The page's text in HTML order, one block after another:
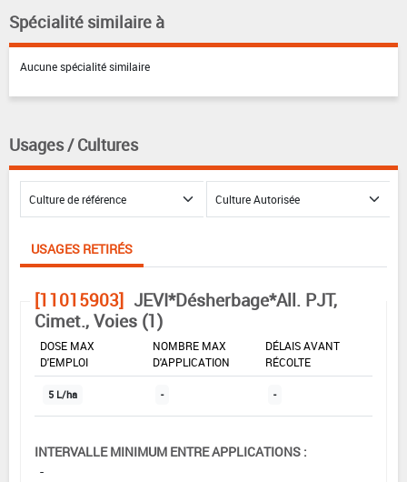
Spécialité similaire à
Aucune spécialité similaire
Usages / Cultures
USAGES RETIRÉS
[11015903] JEVI*Désherbage*All. PJT,
Cimet., Voies (1)
DOSE MAX
D'EMPLOI
NOMBRE MAX
D'APPLICATION
DÉLAIS AVANT
RÉCOLTE
5 L/ha - -
INTERVALLE MINIMUM ENTRE APPLICATIONS :
-